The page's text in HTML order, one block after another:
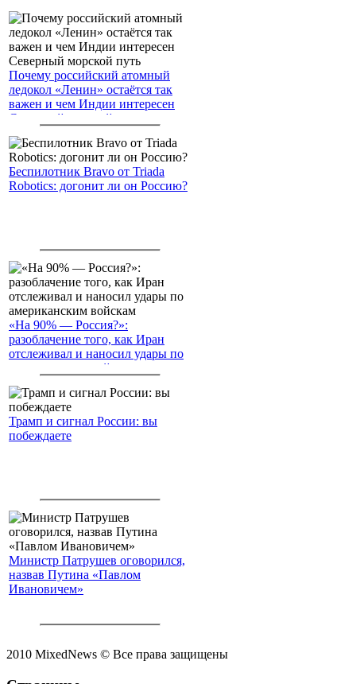
Почему российский атомный
ледокол «Ленин» остаётся так
важен и чем Индии интересен
Северный морской путь
Беспилотник Bravo от Triada
Robotics: догонит ли он Россию?
«На 90% — Россия?»:
разоблачение того, как Иран
отслеживал и наносил удары по
американским войскам
Трамп и сигнал России: вы
побеждаете
Министр Патрушев оговорился,
назвав Путина «Павлом
Ивановичем»
2010 MixedNews © Все права защищены